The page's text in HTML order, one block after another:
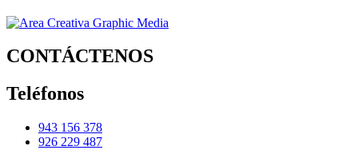
CONTÁCTENOS
Teléfonos
943 156 378
926 229 487